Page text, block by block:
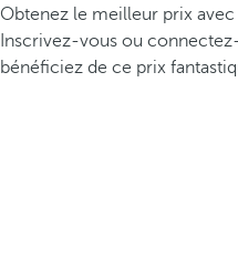
Obtenez le meilleur prix
Inscrivez-vous ou
bénéficiez de ce prix